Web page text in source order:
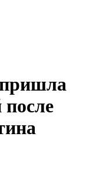
после